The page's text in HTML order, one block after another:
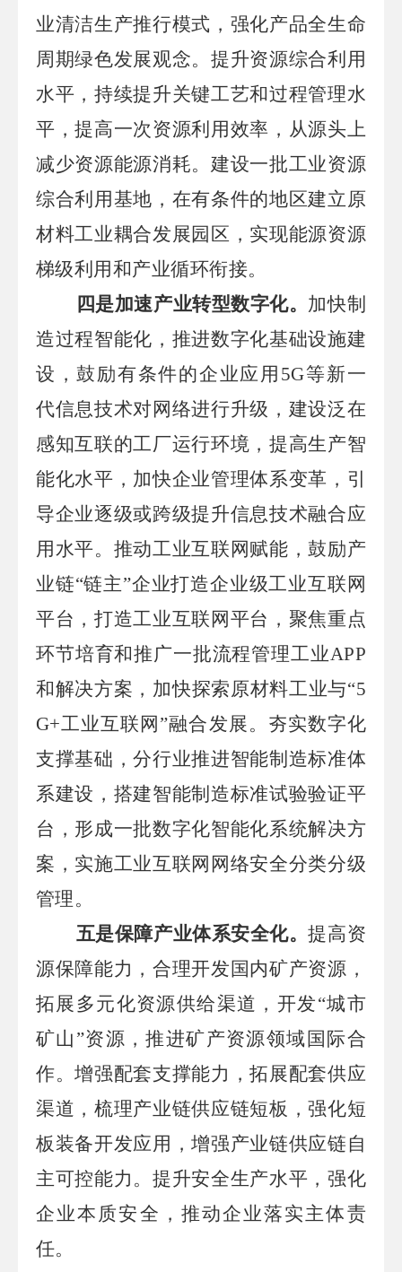
业清洁生产推行模式，强化产品全生命
周期绿色发展观念。提升资源综合利用
水平，持续提升关键工艺和过程管理水
平，提高一次资源利用效率，从源头上
减少资源能源消耗。建设一批工业资源
综合利用基地，在有条件的地区建立原
材料工业耦合发展园区，实现能源资源
梯级利用和产业循环衔接。
四是加速产业转型数字化。 加快制
造过程智能化，推进数字化基础设施建
设，鼓励有条件的企业应用 5G等新一
代信息技术对网络进行升级，建设泛在
感知互联的工厂运行环境，提高生产智
能化水平，加快企业管理体系变革，引
导企业逐级或跨级提升信息技术融合应
用水平。推动工业互联网赋能，鼓励产
业链“链主”企业打造企业级工业互联网
平台，打造工业互联网平台，聚焦重点
环节培育和推广一批流程管理工业APP
和解决方案，加快探索原材料工业与“5
G+工业互联网”融合发展。夯实数字化
支撑基础，分行业推进智能制造标准体
系建设，搭建智能制造标准试验验证平
台，形成一批数字化智能化系统解决方
案，实施工业互联网网络安全分类分级
管理。
五是保障产业体系安全化。提高资
源保障能力，合理开发国内矿产资源，
拓展多元化资源供给渠道，开发“城市
矿山”资源，推进矿产资源领域国际合
作。增强配套支撑能力，拓展配套供应
渠道，梳理产业链供应链短板，强化短
板装备开发应用，增强产业链供应链自
主可控能力。提升安全生产水平，强化
企业本质安全，推动企业落实主体责
任。